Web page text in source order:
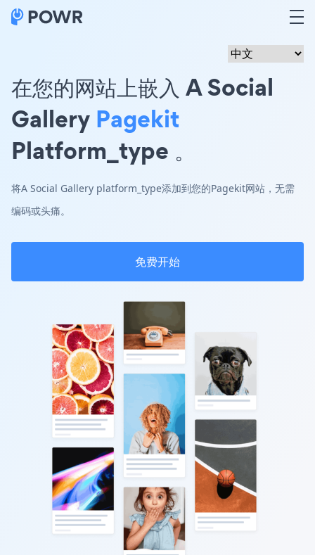
在您的网站上嵌入 A Social
Gallery Pagekit
Platform_type 。
将A Social Gallery platform_type添加到您的Pagekit网站，无需
编码或头痛。
免费开始